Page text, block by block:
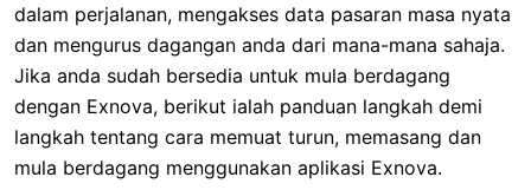
dalam perjalanan, mengakses data pasaran masa nyata
dan mengurus dagangan anda dari mana-mana sahaja.
Jika anda sudah bersedia untuk mula berdagang
dengan Exnova, berikut ialah panduan langkah demi
langkah tentang cara memuat turun, memasang dan
mula berdagang menggunakan aplikasi Exnova.